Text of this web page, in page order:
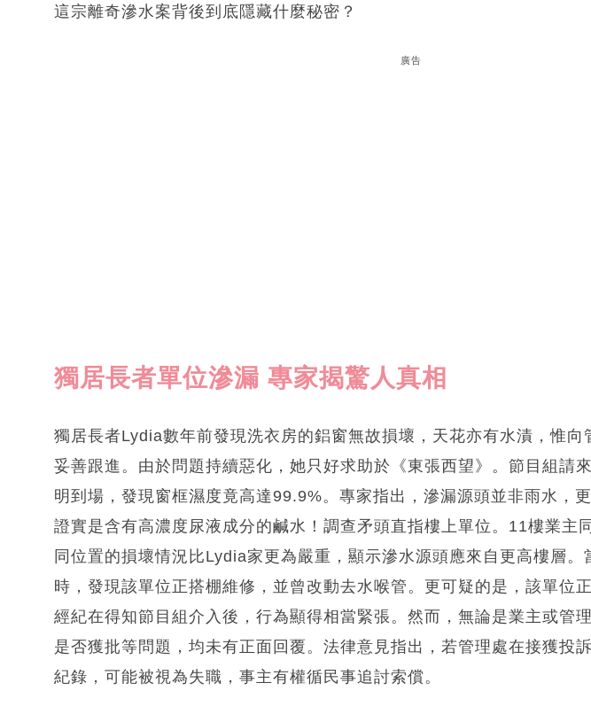
這宗離奇滲水案背後到底隱藏什麼秘密？
廣告
獨居長者單位滲漏 專家揭驚人真相
獨居長者Lydia數年前發現洗衣房的鋁窗無故損壞，天花亦有水漬，惟向
妥善跟進。由於問題持續惡化，她只好求助於《東張西望》。節目組請
明到場，發現窗框濕度竟高達99.9%。專家指出，滲漏源頭並非雨水，
證實是含有高濃度尿液成分的鹹水！調查矛頭直指樓上單位。11樓業主
同位置的損壞情況比Lydia家更為嚴重，顯示滲水源頭應來自更高樓層。
時，發現該單位正搭棚維修，並曾改動去水喉管。更可疑的是，該單位
經紀在得知節目組介入後，行為顯得相當緊張。然而，無論是業主或管
是否獲批等問題，均未有正面回覆。法律意見指出，若管理處在接獲投
紀錄，可能被視為失職，事主有權循民事追討索償。